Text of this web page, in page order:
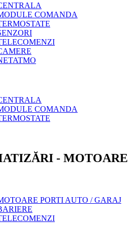
COMANDA
COMANDA
- MOTOARE
PORTI AUTO / GARAJ